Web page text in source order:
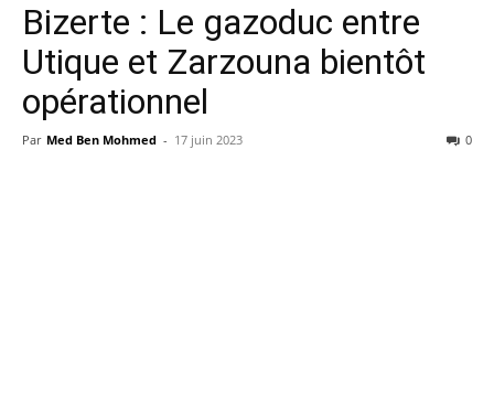
Bizerte : Le gazoduc entre
Utique et Zarzouna bientôt
opérationnel
Par Med Ben Mohmed - 17 juin 2023 0